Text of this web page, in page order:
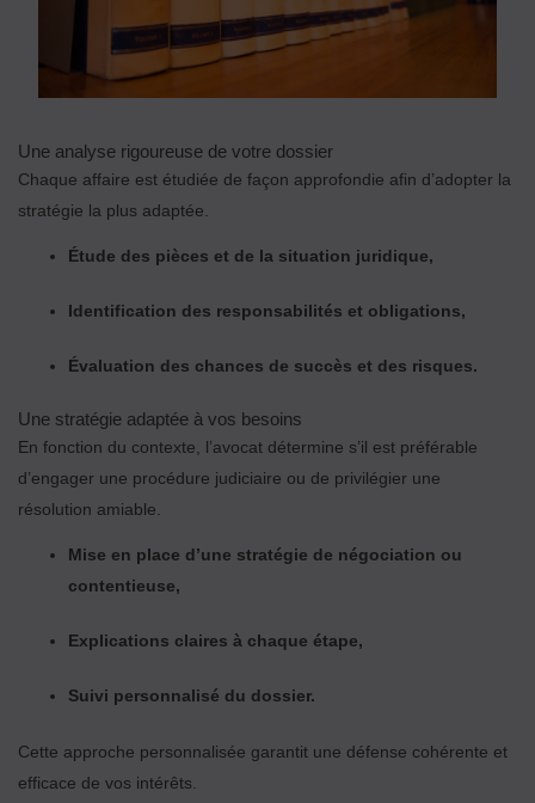
Une analyse rigoureuse de votre dossier
Chaque affaire est étudiée de façon approfondie afin d’adopter la
stratégie la plus adaptée.
Étude des pièces et de la situation juridique,
Identification des responsabilités et obligations,
Évaluation des chances de succès et des risques.
Une stratégie adaptée à vos besoins
En fonction du contexte, l’avocat détermine s’il est préférable
d’engager une procédure judiciaire ou de privilégier une
résolution amiable.
Mise en place d’une stratégie de négociation ou
contentieuse,
Explications claires à chaque étape,
Suivi personnalisé du dossier.
Cette approche personnalisée garantit une défense cohérente et
efficace de vos intérêts.